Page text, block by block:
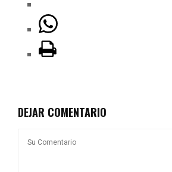
DEJAR COMENTARIO